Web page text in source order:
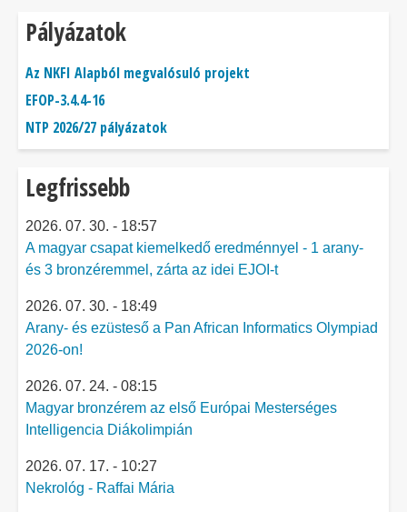
Pályázatok
Az NKFI Alapból megvalósuló projekt
EFOP-3.4.4-16
NTP 2026/27 pályázatok
Legfrissebb
2026. 07. 30. - 18:57
A magyar csapat kiemelkedő eredménnyel - 1 arany-
és 3 bronzéremmel, zárta az idei EJOI-t
2026. 07. 30. - 18:49
Arany- és ezüsteső a Pan African Informatics Olympiad
2026-on!
2026. 07. 24. - 08:15
Magyar bronzérem az első Európai Mesterséges
Intelligencia Diákolimpián
2026. 07. 17. - 10:27
Nekrológ - Raffai Mária